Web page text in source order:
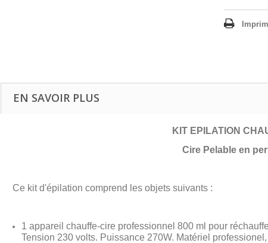
EN SAVOIR PLUS
KIT EPILATION
Cire Pelable en
Ce kit d'épilation comprend les objets suivants :
1 appareil chauffe-cire professionnel 800 ml pour
Tension 230 volts. Puissance 270W. Matériel